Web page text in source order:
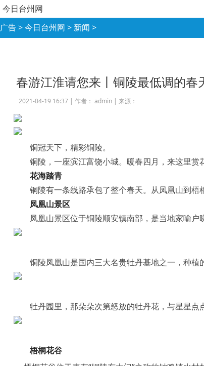
今日台州网
广告>今日台州网 > 新闻 >
春游江淮请您来丨铜陵最低调的春
2021-04-19 16:37 | 作者： admin| 来源：
铜冠天下，精彩铜陵。
铜陵，一座滨江富饶小城。暖春四月，来这里
花海踏青
铜陵有一条线路承包了整个春天。从凤凰山到梧
凤凰山景区
凤凰山景区位于铜陵顺安镇南部，是当地家喻户
铜陵凤凰山是国内三大名贵牡丹基地之一，种植
牡丹园里，那朵朵次第怒放的牡丹花，与星星点
梧桐花谷